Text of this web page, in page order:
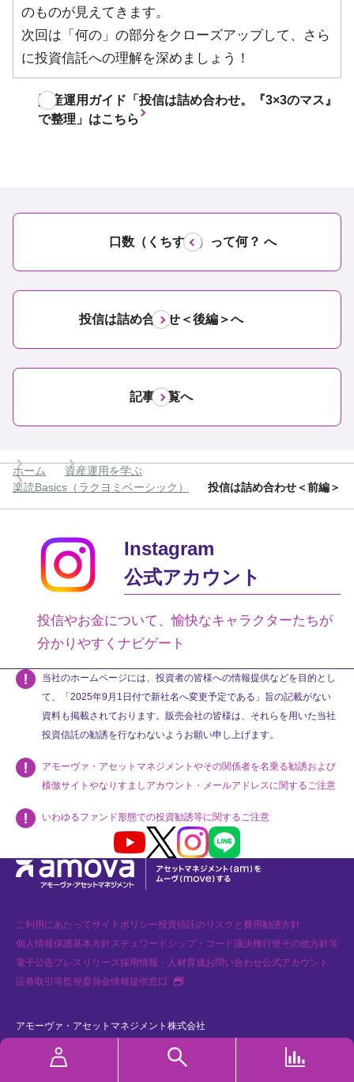
のものが見えてきます。
次回は「何の」の部分をクローズアップして、さら
に投資信託への理解を深めましょう！
資産運用ガイド「投信は詰め合わせ。『3×3のマス』
で整理」はこちら
口数（くちすう）って何？ へ
投信は詰め合わせ＜後編＞へ
記事一覧へ
ホーム
資産運用を学ぶ
楽読Basics（ラクヨミベーシック）
投信は詰め合わせ＜前編＞
Instagram
公式アカウント
投信やお金について、愉快なキャラクターたちが
分かりやすくナビゲート
当社のホームページには、投資者の皆様への情報提供などを目的とし
て、「2025年9月1日付で新社名へ変更予定である」旨の記載がない
資料も掲載されております。販売会社の皆様は、それらを用いた当社
投資信託の勧誘を行なわないようお願い申し上げます。
アモーヴァ・アセットマネジメントやその関係者を名乗る勧誘および
模倣サイトやなりすましアカウント・メールアドレスに関するご注意
いわゆるファンド形態での投資勧誘等に関するご注意
Youtube X InstagramLINE
ご利用にあたってサイトポリシー投資信託のリスクと費用勧誘方針
個人情報保護基本方針スチュワードシップ・コード議決権行使その他方針等
電子公告プレスリリース採用情報・人材育成お問い合わせ公式アカウント
証券取引等監視委員会情報提供窓口
アモーヴァ・アセットマネジメント株式会社
金融商品取引業者 関東財務局長（金商）第368号 加入協会：一般社団法人
資産運用業協会、一般社団法人 第二種金融商品取引業協会